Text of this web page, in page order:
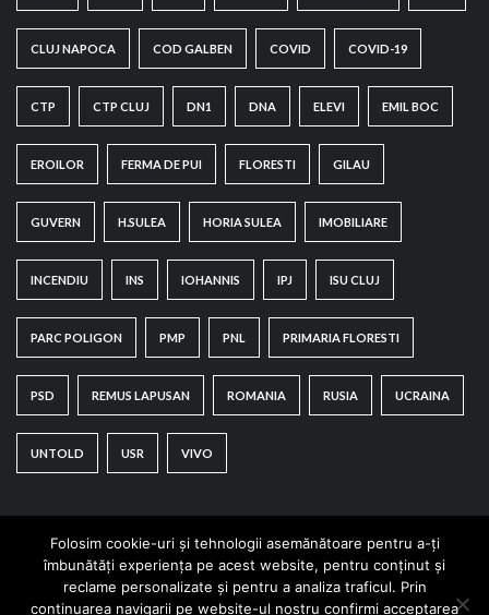
CLUJ NAPOCA COD GALBEN COVID COVID-19
CTP CTP CLUJ DN1 DNA ELEVI EMIL BOC
EROILOR FERMA DE PUI FLORESTI GILAU
GUVERN H.SULEA HORIA SULEA IMOBILIARE
INCENDIU INS IOHANNIS IPJ ISU CLUJ
PARC POLIGON PMP PNL PRIMARIA FLORESTI
PSD REMUS LAPUSAN ROMANIA RUSIA UCRAINA
UNTOLD USR VIVO
Folosim cookie-uri și tehnologii asemănătoare pentru a-ți
îmbunătăți experiența pe acest website, pentru conținut și
reclame personalizate și pentru a analiza traficul. Prin
continuarea navigarii pe website-ul nostru confirmi acceptarea